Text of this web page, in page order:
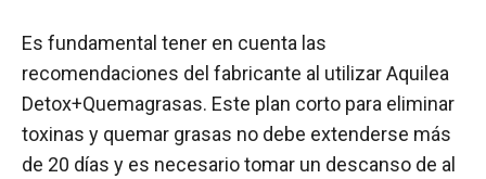
Es fundamental tener en cuenta las
recomendaciones del fabricante al utilizar Aquilea
Detox+Quemagrasas. Este plan corto para eliminar
toxinas y quemar grasas no debe extenderse más
de 20 días y es necesario tomar un descanso de al